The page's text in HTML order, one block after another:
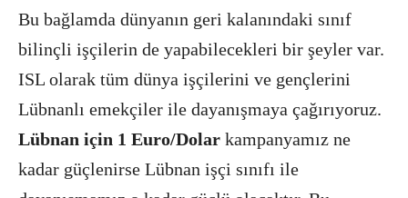
Bu bağlamda dünyanın geri kalanındaki sınıf
bilinçli işçilerin de yapabilecekleri bir şeyler var.
ISL olarak tüm dünya işçilerini ve gençlerini
Lübnanlı emekçiler ile dayanışmaya çağırıyoruz.
Lübnan için 1 Euro/Dolar kampanyamız ne
kadar güçlenirse Lübnan işçi sınıfı ile